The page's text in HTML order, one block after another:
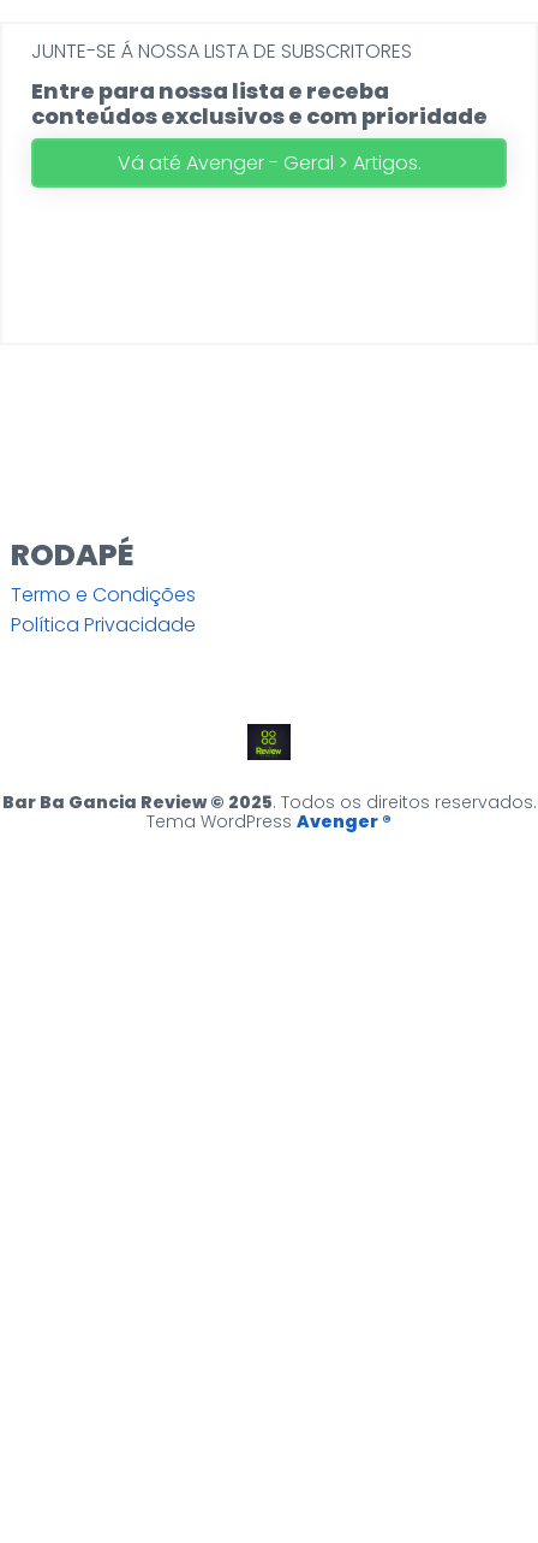
JUNTE-SE Á NOSSA LISTA DE SUBSCRITORES
Entre para nossa lista e receba
conteúdos exclusivos e com prioridade
Vá até Avenger - Geral > Artigos.
RODAPÉ
Termo e Condições
Política Privacidade
Bar Ba Gancia Review © 2025. Todos os direitos reservados.
Tema WordPress Avenger ®